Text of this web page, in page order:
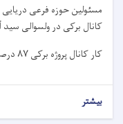
مسئولین حوزه فرعی
کانال برکی در ولسوالی سید
کار کانال پروژه برکی۸۷
بیشتر